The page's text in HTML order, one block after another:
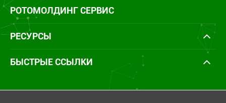
РОТОМОЛДИНГ СЕРВИС
РЕСУРСЫ
БЫСТРЫЕ ССЫЛКИ